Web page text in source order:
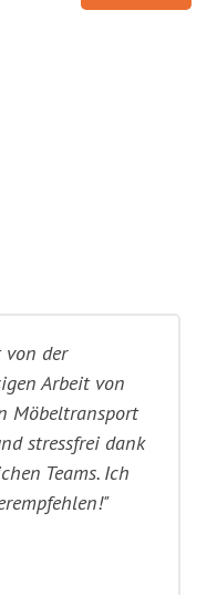
der
Arbeit von
Möbeltransport
stressfrei dank
Teams. Ich